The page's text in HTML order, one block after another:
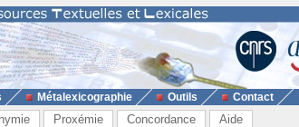
Métalexicographie Outils Contact
Proxémie Concordance Aide